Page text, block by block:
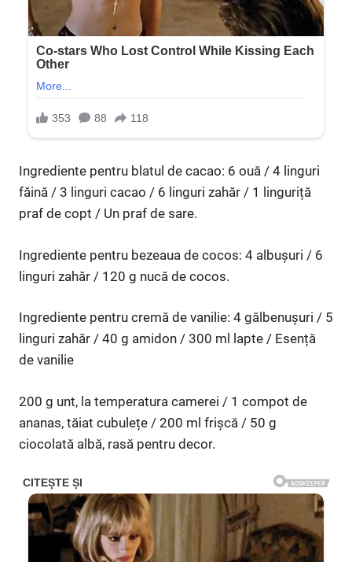
Ingrediente pentru blatul de cacao: 6 ouă / 4 linguri
făină / 3 linguri cacao / 6 linguri zahăr / 1 linguriță
praf de copt / Un praf de sare.
Ingrediente pentru bezeaua de cocos: 4 albușuri / 6
linguri zahăr / 120 g nucă de cocos.
Ingrediente pentru cremă de vanilie: 4 gălbenușuri / 5
linguri zahăr / 40 g amidon / 300 ml lapte / Esență
de vanilie
200 g unt, la temperatura camerei / 1 compot de
ananas, tăiat cubulețe / 200 ml frișcă / 50 g
ciocolată albă, rasă pentru decor.